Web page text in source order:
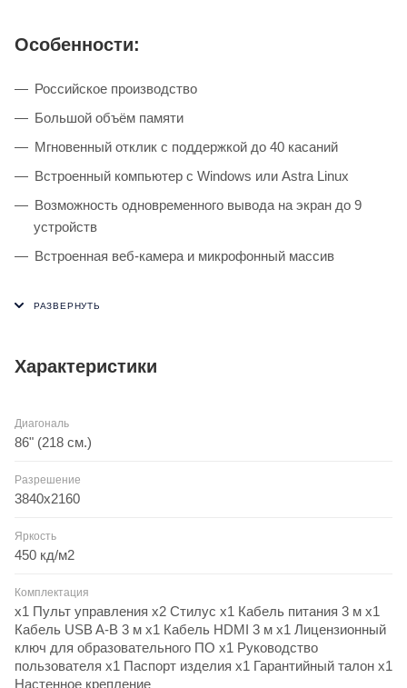
Особенности:
Российское производство
Большой объём памяти
Мгновенный отклик с поддержкой до 40 касаний
Встроенный компьютер с Windows или Astra Linux
Возможность одновременного вывода на экран до 9
устройств
Встроенная веб-камера и микрофонный массив
Характеристики
Диагональ
86" (218 см.)
Разрешение
3840x2160
Яркость
450 кд/м2
Комплектация
х1 Пульт управления х2 Стилус х1 Кабель питания 3 м х1
Кабель USB A-B 3 м х1 Кабель HDMI 3 м х1 Лицензионный
ключ для образовательного ПО x1 Руководство
пользователя х1 Паспорт изделия х1 Гарантийный талон х1
Настенное крепление